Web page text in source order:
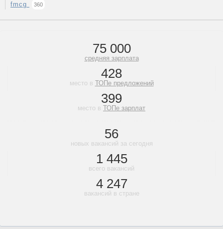
fmcg 360
75 000
средняя зарплата
428
место в ТОПе предложений
399
место в ТОПе зарплат
56
новых вакансий за сегодня
1 445
всего вакансий
4 247
вакансий в стране